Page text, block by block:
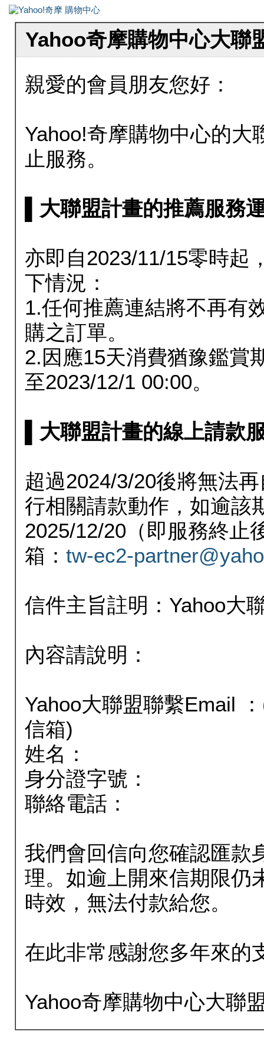
Yahoo奇摩購物中心大聯
親愛的會員朋友您好：
Yahoo!奇摩購物中心的大
止服務。
▌大聯盟計畫的推薦服務
亦即自2023/11/15零時起
下情況：
1.任何推薦連結將不再有
購之訂單。
2.因應15天消費猶豫鑑賞
至2023/12/1 00:00。
▌大聯盟計畫的線上請款
超過2024/3/20後將無法
行相關請款動作，如逾該
2025/12/20（即服務終止
箱： tw-ec2-
信件主旨註明：Yahoo大
內容請說明：
Yahoo大聯盟聯繫Email
信箱)
姓名：
身分證字號：
聯絡電話：
我們會回信向您確認匯款
理。如逾上開來信期限仍
時效，無法付款給您。
在此非常感謝您多年來的
Yahoo奇摩購物中心大